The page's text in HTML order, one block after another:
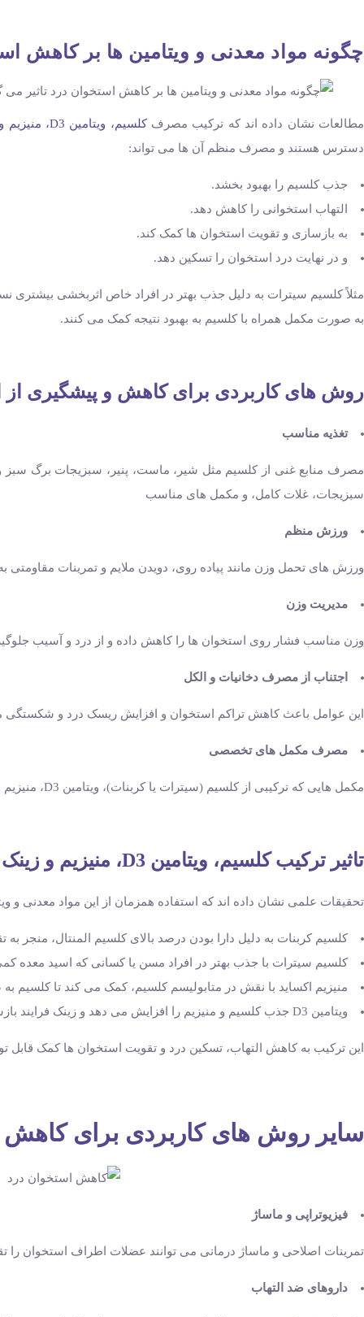
چگونه مواد معدنی و ویتامین ‌ها بر کاهش
مطالعات نشان داده ‌اند که ترکیب مصرفکلسیم، ویتامین D3، منیزیم و زینک
دسترس هستند و مصرف منظم آن‌ ها می ‌تواند:
جذب کلسیم را بهبود بخشد.
التهاب استخوانی را کاهش دهد.
به بازسازی و تقویت استخوان‌ ها کمک کند.
و در نهایت درد استخوان را تسکین دهد.
به صورت مکمل همراه با کلسیم به بهبود نتیجه کمک می کنند.
روش‌ های کاربردی برای کاهش و پیشگیری از
تغذیه مناسب
مصرف منابع غنی از کلسیم مثل شیر، ماست، پنیر، سبزیجات برگ ‌سبز
سبزیجات، غلات کامل، و مکمل‌ های مناسب
ورزش منظم
ورزش ‌های تحمل وزن مانند پیاده ‌روی، دویدن ملایم و تمرینات
مدیریت وزن
وزن مناسب فشار روی استخوان‌ ها را کاهش داده و از درد و آسیب
اجتناب از مصرف دخانیات و الکل
این عوامل باعث کاهش تراکم استخوان و افزایش ریسک درد و
مصرف مکمل ‌های تخصصی
مکمل ‌هایی که ترکیبی از کلسیم (سیترات یا کربنات)، ویتامین D3، منیزیم و زینک هستند، به بهبود سلامت استخوان و کاهش درد کمک می‌ کنند.
تاثیر ترکیب کلسیم، ویتامین D3، منیزیم و زینک در کاهش استخوان درد
تحقیقات علمی نشان داده ‌اند که استفاده همزمان از این مواد معدنی و
کلسیم کربنات به دلیل دارا بودن درصد بالای کلسیم المنتال، منجر
کلسیم سیترات با جذب بهتر در افراد مسن یا کسانی که اسید معده
منیزیم اکساید با نقش در متابولیسم کلسیم، کمک می ‌کند تا کلسیم
ویتامین D3 جذب کلسیم و منیزیم را افزایش می‌ دهد و زینک فرایند بازسازی را تسریع می‌ کند.
این ترکیب به کاهش التهاب، تسکین درد و تقویت استخوان ‌ها کمک قابل
سایر روش ‌های کاربردی برای کاهش
فیزیوتراپی و ماساژ
تمرینات اصلاحی و ماساژ درمانی می ‌توانند عضلات اطراف استخوان
داروهای ضد التهاب